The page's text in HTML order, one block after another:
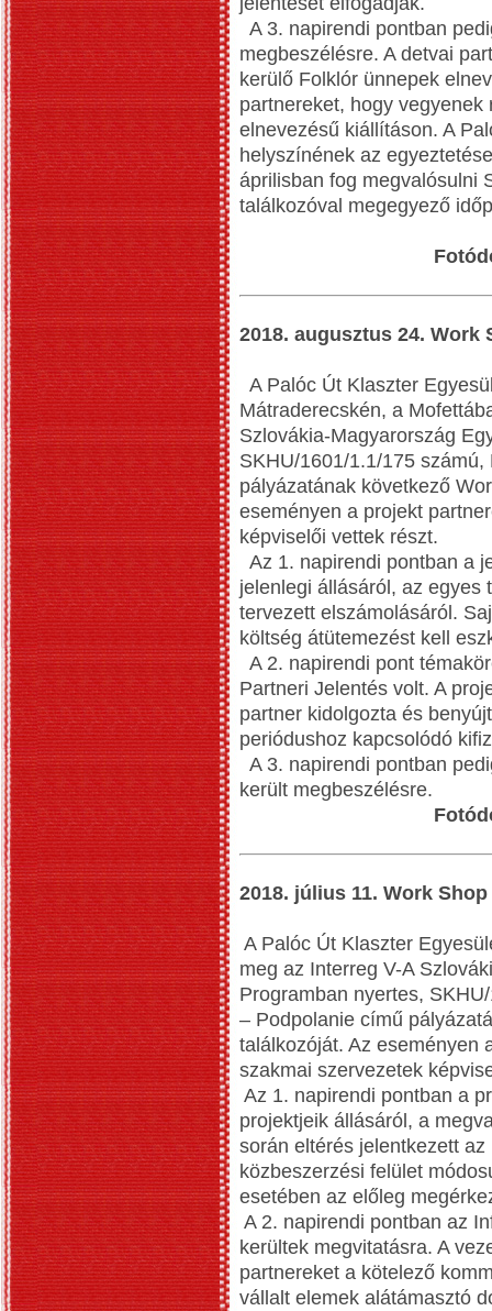
A 3. napirendi pontban
megbeszélésre. A detvai
kerülő Folklór ünnepek
partnereket, hogy
elnevezésű kiállításon. A
helyszínének az
áprilisban fog megvalósulni
találkozóval megegyező
2018. augusztus 24. Work
A Palóc Út Klaszter
Mátraderecskén, a
Szlovákia-Magyarország
SKHU/1601/1.1/175
pályázatának következő
eseményen a projekt
képviselői vettek részt.
Az 1. napirendi pontban a
jelenlegi állásáról, az egyes
tervezett elszámolásáról.
költség átütemezést kell
A 2. napirendi pont
Partneri Jelentés volt. A
partner kidolgozta és
periódushoz kapcsolódó
A 3. napirendi pontban
került megbeszélésre.
2018. július 11. Work
A Palóc Út Klaszter
meg az Interreg V-A
Programban nyertes,
– Podpolanie című
találkozóját. Az eseményen
szakmai szervezetek
Az 1. napirendi pontban a
projektjeik állásáról, a
során eltérés jelentkezett
közbeszerzési felület
esetében az előleg
A 2. napirendi pontban az
kerültek megvitatásra. A
partnereket a kötelező
vállalt elemek alátámasztó